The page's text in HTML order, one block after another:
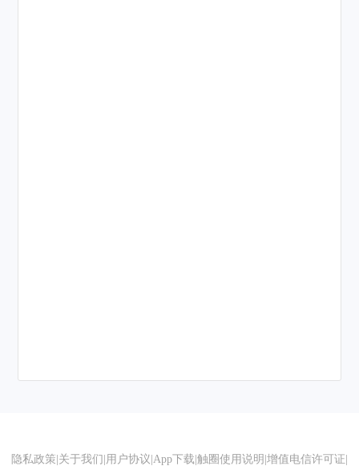
隐私政策 关于我们 用户协议 App下载 触圈使用说明 增值电信许可证